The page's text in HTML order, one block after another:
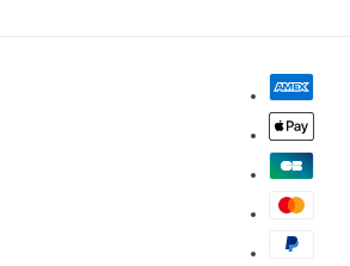
Moyens
paiement